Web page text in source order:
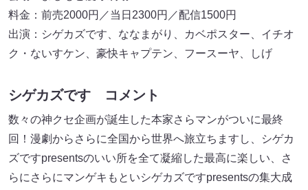
料金：前売2000円／当日2300円／配信1500円
出演：シゲカズです、ななまがり、カベポスター、イチオ
ク・ないすケン、豪快キャプテン、フースーヤ、しげ
シゲカズです コメント
数々の神クセ企画が誕生した本家さらマンがついに最終
回！漫劇からさらに全国から世界へ旅立ちますし、シゲカ
ズですpresentsのいい所を全て凝縮した最高に楽しい、さ
らにさらにマンゲキもといシゲカズですpresentsの集大成